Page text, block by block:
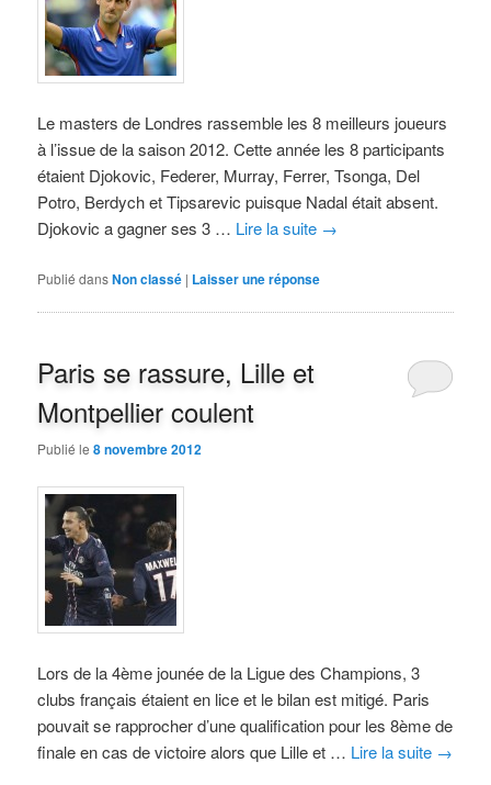
Le masters de Londres rassemble les 8 meilleurs joueurs
à l’issue de la saison 2012. Cette année les 8 participants
étaient Djokovic, Federer, Murray, Ferrer, Tsonga, Del
Potro, Berdych et Tipsarevic puisque Nadal était absent.
Djokovic a gagner ses 3 … Lire la suite →
Publié dansNon classé | Laisser une réponse
Paris se rassure, Lille et
Montpellier coulent
Publié le8 novembre 2012
Lors de la 4ème jounée de la Ligue des Champions, 3
clubs français étaient en lice et le bilan est mitigé. Paris
pouvait se rapprocher d’une qualification pour les 8ème de
finale en cas de victoire alors que Lille et … Lire la suite →